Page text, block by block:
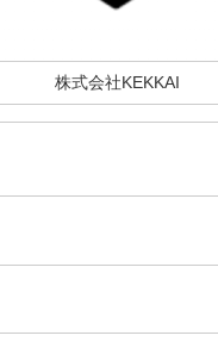
株式会社KEKKAI